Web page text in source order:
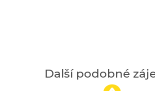
Další podobné